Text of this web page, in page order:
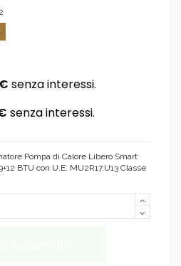
Pompa di Calore Libero Smart
BTU con U.E. MU2R17.U13 Classe